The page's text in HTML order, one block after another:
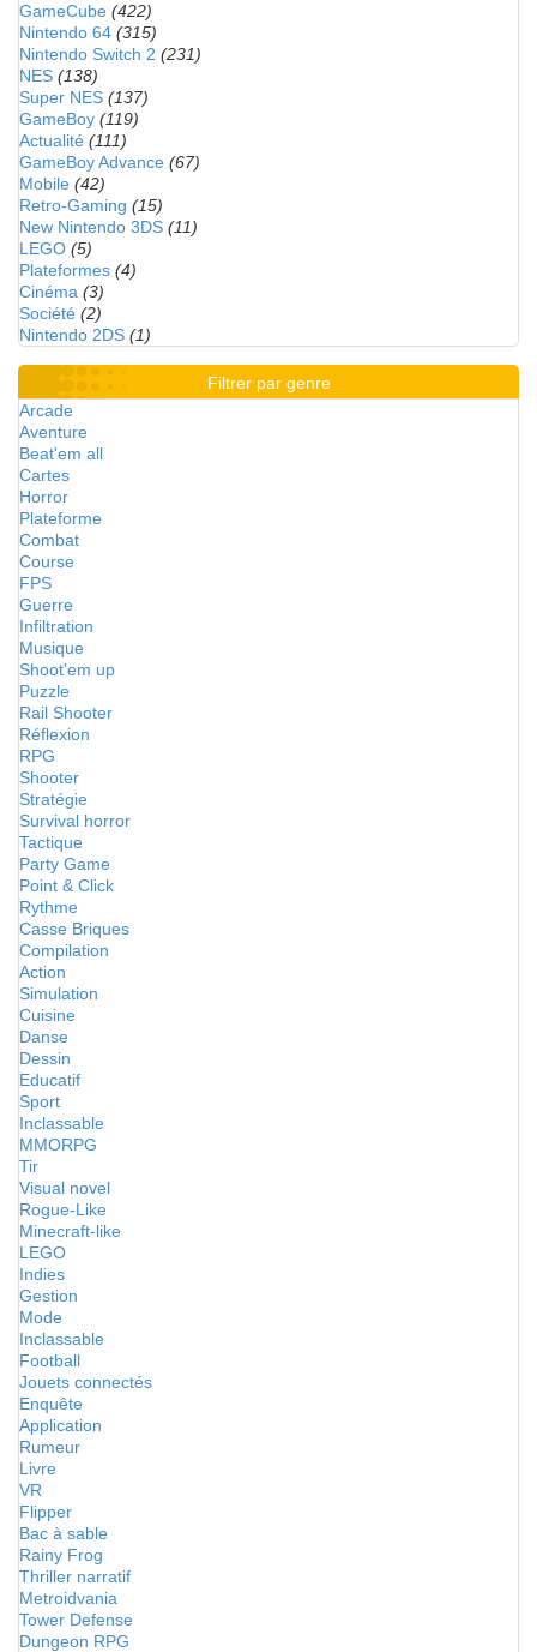
GameCube (422)
Nintendo 64 (315)
Nintendo Switch 2 (231)
NES (138)
Super NES (137)
GameBoy (119)
Actualité (111)
GameBoy Advance (67)
Mobile (42)
Retro-Gaming (15)
New Nintendo 3DS (11)
LEGO (5)
Plateformes (4)
Cinéma (3)
Société (2)
Nintendo 2DS (1)
Filtrer par genre
Arcade
Aventure
Beat'em all
Cartes
Horror
Plateforme
Combat
Course
FPS
Guerre
Infiltration
Musique
Shoot'em up
Puzzle
Rail Shooter
Réflexion
RPG
Shooter
Stratégie
Survival horror
Tactique
Party Game
Point & Click
Rythme
Casse Briques
Compilation
Action
Simulation
Cuisine
Danse
Dessin
Educatif
Sport
Inclassable
MMORPG
Tir
Visual novel
Rogue-Like
Minecraft-like
LEGO
Indies
Gestion
Mode
Inclassable
Football
Jouets connectés
Enquête
Application
Rumeur
Livre
VR
Flipper
Bac à sable
Rainy Frog
Thriller narratif
Metroidvania
Tower Defense
Dungeon RPG